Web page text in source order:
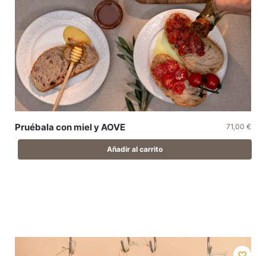
Pruébala con miel y AOVE 71,00 €
Añadir al carrito